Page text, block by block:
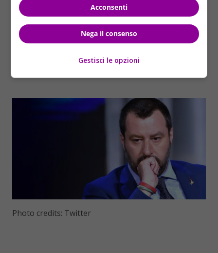
Photo credits: Twitter
Acconsenti
Nega il consenso
Gestisci le opzioni